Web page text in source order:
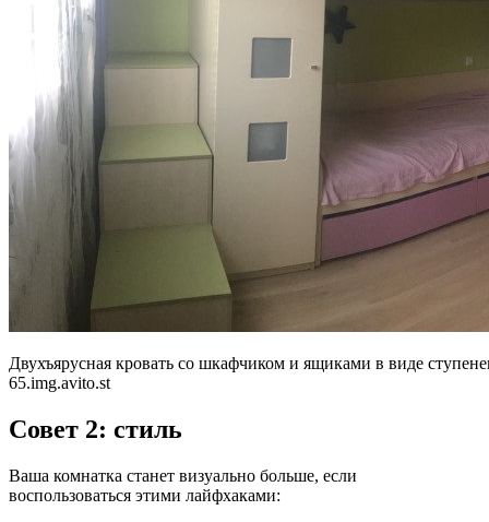
Двухъярусная кровать со шкафчиком и ящиками в виде
65.img.avito.st
Совет 2: стиль
Ваша комнатка станет визуально больше, если
воспользоваться этими лайфхаками: